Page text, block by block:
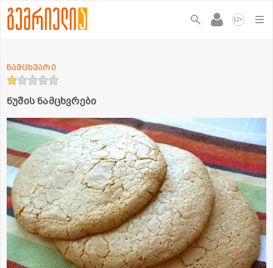
12+
ნუშის ნამცხვრები
ნამცხვარი